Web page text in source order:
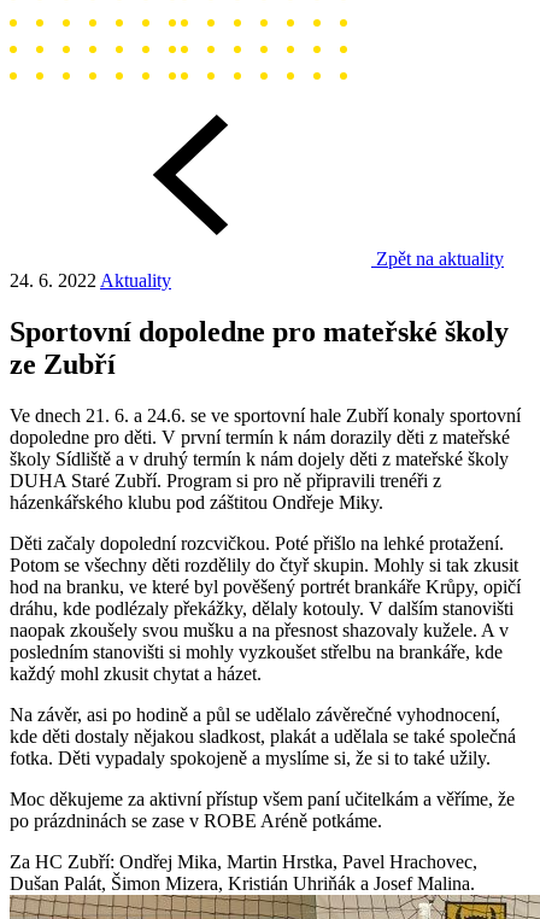
Zpět na aktuality
24. 6. 2022 Aktuality
Sportovní dopoledne pro mateřské školy
ze Zubří
Ve dnech 21. 6. a 24.6. se ve sportovní hale Zubří konaly sportovní
dopoledne pro děti. V první termín k nám dorazily děti z mateřské
školy Sídliště a v druhý termín k nám dojely děti z mateřské školy
DUHA Staré Zubří. Program si pro ně připravili trenéři z
házenkářského klubu pod záštitou Ondřeje Miky.
Děti začaly dopolední rozcvičkou. Poté přišlo na lehké protažení.
Potom se všechny děti rozdělily do čtyř skupin. Mohly si tak zkusit
hod na branku, ve které byl pověšený portrét brankáře Krůpy, opičí
dráhu, kde podlézaly překážky, dělaly kotouly. V dalším stanovišti
naopak zkoušely svou mušku a na přesnost shazovaly kužele. A v
posledním stanovišti si mohly vyzkoušet střelbu na brankáře, kde
každý mohl zkusit chytat a házet.
Na závěr, asi po hodině a půl se udělalo závěrečné vyhodnocení,
kde děti dostaly nějakou sladkost, plakát a udělala se také společná
fotka. Děti vypadaly spokojeně a myslíme si, že si to také užily.
Moc děkujeme za aktivní přístup všem paní učitelkám a věříme, že
po prázdninách se zase v ROBE Aréně potkáme.
Za HC Zubří: Ondřej Mika, Martin Hrstka, Pavel Hrachovec,
Dušan Palát, Šimon Mizera, Kristián Uhriňák a Josef Malina.